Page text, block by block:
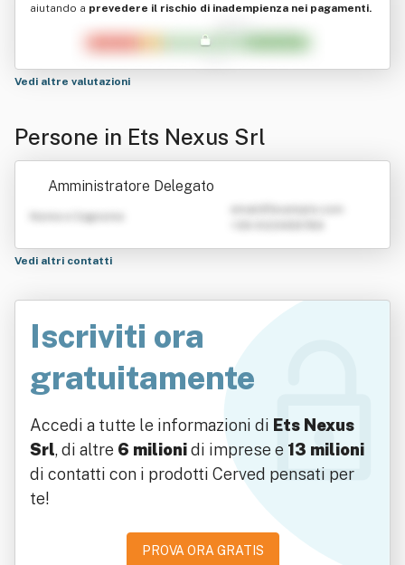
aiutando a prevedere il rischio di inadempienza nei pagamenti.
Vedi altre valutazioni
Persone in Ets Nexus Srl
Amministratore Delegato
Nome e Cognome
Vedi altri contatti
Iscriviti ora
gratuitamente
Accedi a tutte le informazioni di Ets Nexus
Srl, di altre 6 milionidi imprese e 13 milioni
di contatti con i prodotti Cerved pensati per
te!
PROVA ORA GRATIS